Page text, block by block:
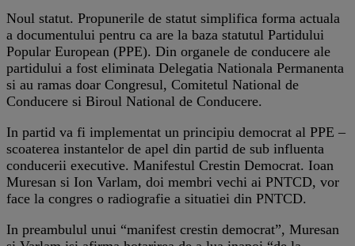
Noul statut. Propunerile de statut simplifica forma actuala
a documentului pentru ca are la baza statutul Partidului
Popular European (PPE). Din organele de conducere ale
partidului a fost eliminata Delegatia Nationala Permanenta
si au ramas doar Congresul, Comitetul National de
Conducere si Biroul National de Conducere.
In partid va fi implementat un principiu democrat al PPE –
scoaterea instantelor de apel din partid de sub influenta
conducerii executive. Manifestul Crestin Democrat. Ioan
Muresan si Ion Varlam, doi membri vechi ai PNTCD, vor
face la congres o radiografie a situatiei din PNTCD.
In preambulul unui “manifest crestin democrat”, Muresan